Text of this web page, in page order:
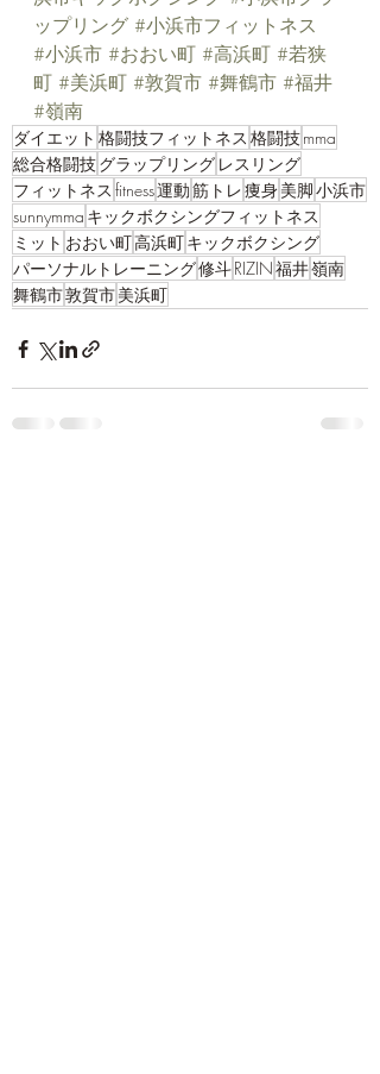
ップリング #小浜市フィットネス
#小浜市 #おおい町 #高浜町 #若狭
町 #美浜町 #敦賀市 #舞鶴市 #福井
#嶺南
ダイエット 格闘技フィットネス 格闘技mma
総合格闘技グラップリング レスリング
フィットネス fitness運動筋トレ痩身美脚小浜市
sunnymma キックボクシングフィットネス
ミット おおい町高浜町キックボクシング
パーソナルトレーニング修斗RIZIN福井嶺南
舞鶴市敦賀市美浜町